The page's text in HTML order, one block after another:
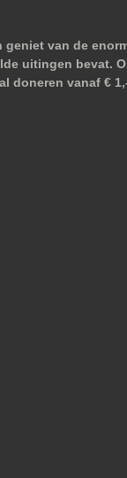
geniet van de
uitingen bevat.
doneren vanaf €